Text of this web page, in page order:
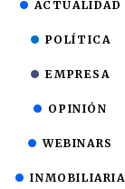
ACTUALIDAD
POLÍTICA
EMPRESA
OPINIÓN
WEBINARS
INMOBILIARIA